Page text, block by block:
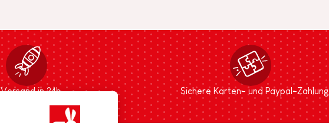
Versand in 24h Sichere Karten- und Paypal-Zahlung